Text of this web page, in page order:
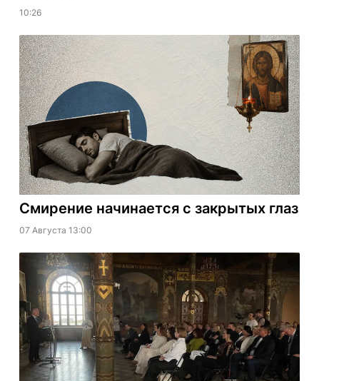
10:26
Смирение начинается с закрытых глаз
07 Августа 13:00